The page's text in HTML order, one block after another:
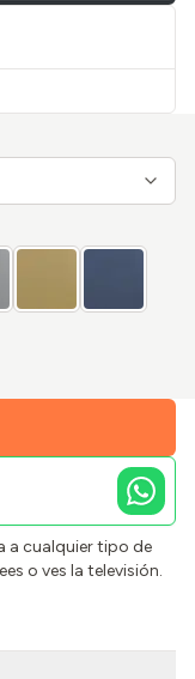
a cualquier tipo de
o ves la televisión.